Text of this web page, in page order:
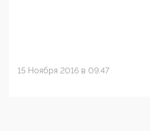
15 Ноября 2016 в 09:47